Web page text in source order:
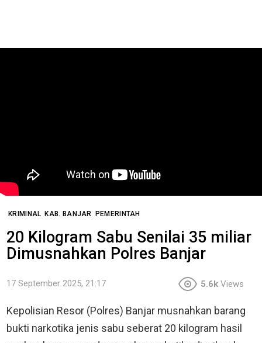
KRIMINAL KAB. BANJAR PEMERINTAH
20 Kilogram Sabu Senilai 35 miliar
Dimusnahkan Polres Banjar
17 September 2025, 21:17 5.6k Views
Kepolisian Resor (Polres) Banjar musnahkan barang
bukti narkotika jenis sabu seberat 20 kilogram hasil